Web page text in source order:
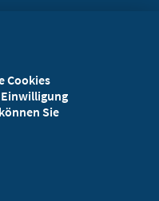
Cookies
Sie